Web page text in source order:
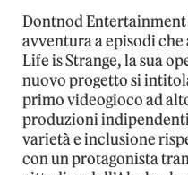
Dontnod Entertainment
avventura a episodi
Life is Strange, la sua
nuovo progetto si
primo videogioco ad
produzioni
varietà e inclusione
con un protagonista